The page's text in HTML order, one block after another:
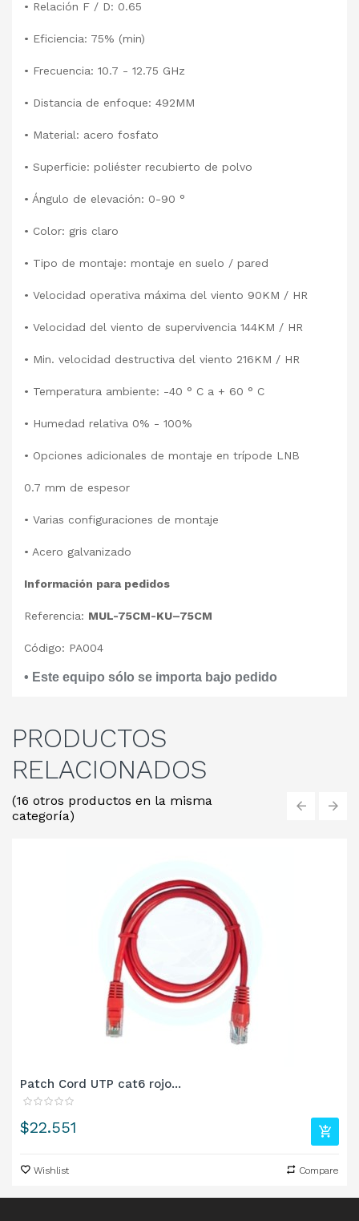
• Relación F / D: 0.65
• Eficiencia: 75% (min)
• Frecuencia: 10.7 - 12.75 GHz
• Distancia de enfoque: 492MM
• Material: acero fosfato
• Superficie: poliéster recubierto de polvo
• Ángulo de elevación: 0-90 °
• Color: gris claro
• Tipo de montaje: montaje en suelo / pared
• Velocidad operativa máxima del viento 90KM / HR
• Velocidad del viento de supervivencia 144KM / HR
• Min. velocidad destructiva del viento 216KM / HR
• Temperatura ambiente: -40 ° C a + 60 ° C
• Humedad relativa 0% - 100%
• Opciones adicionales de montaje en trípode LNB
0.7 mm de espesor
• Varias configuraciones de montaje
• Acero galvanizado
Información para pedidos
Referencia: MUL-75CM-KU–75CM
Código: PA004
• Este equipo sólo se importa bajo pedido
PRODUCTOS
RELACIONADOS
(16 otros productos en la misma
categoría)
Patch Cord UTP cat6 rojo...
Precio
$22.551
Wishlist Compare